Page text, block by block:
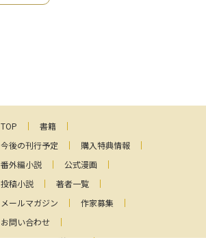
TOP
書籍
今後の刊行予定
購入特典情報
番外編小説
公式漫画
投稿小説
著者一覧
メールマガジン
作家募集
お問い合わせ